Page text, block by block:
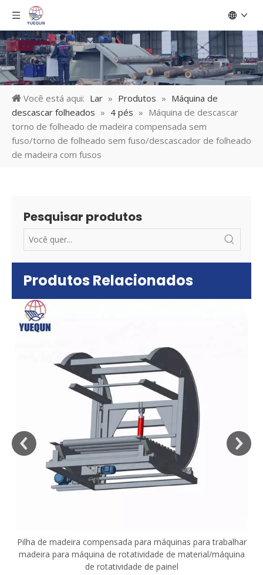
Você está aqui: Lar » Produtos » Máquina de
descascar folheados » 4 pés » Máquina de descascar
torno de folheado de madeira compensada sem
fuso/torno de folheado sem fuso/descascador de folheado
de madeira com fusos
Pesquisar produtos
Produtos Relacionados
Pilha de madeira compensada para máquinas para trabalhar
madeira para máquina de rotatividade de material/máquina
de rotatividade de painel